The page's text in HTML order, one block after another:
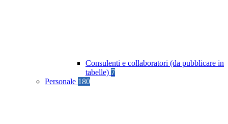
Consulenti e collaboratori (da pubblicare in
tabelle) 7
Personale 180